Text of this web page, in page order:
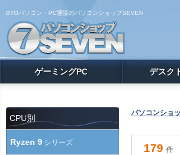
BTOパソコン・PC通販のパソコンショップSEVEN
ゲーミングPC デスク
パソコンショ
179 件
CPU別
Ryzen 9 シリーズ